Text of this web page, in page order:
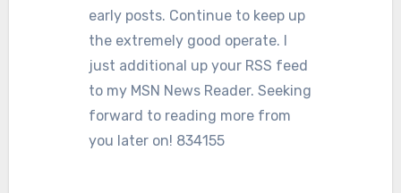
early posts. Continue to keep up
the extremely good operate. I
just additional up your RSS feed
to my MSN News Reader. Seeking
forward to reading more from
you later on! 834155